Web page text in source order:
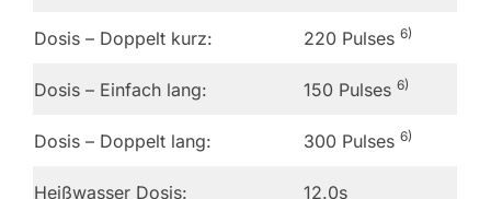
Dosis – Doppelt kurz: 220 Pulses 6)
Dosis – Einfach lang: 150 Pulses 6)
Dosis – Doppelt lang: 300 Pulses 6)
Heißwasser Dosis: 12.0s